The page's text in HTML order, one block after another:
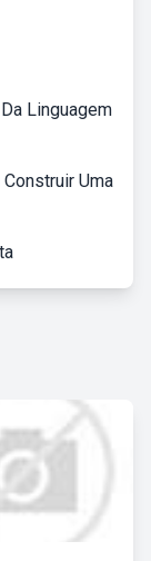
Linguagem
Uma